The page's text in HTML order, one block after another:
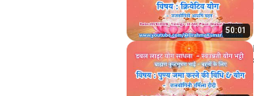
50:01